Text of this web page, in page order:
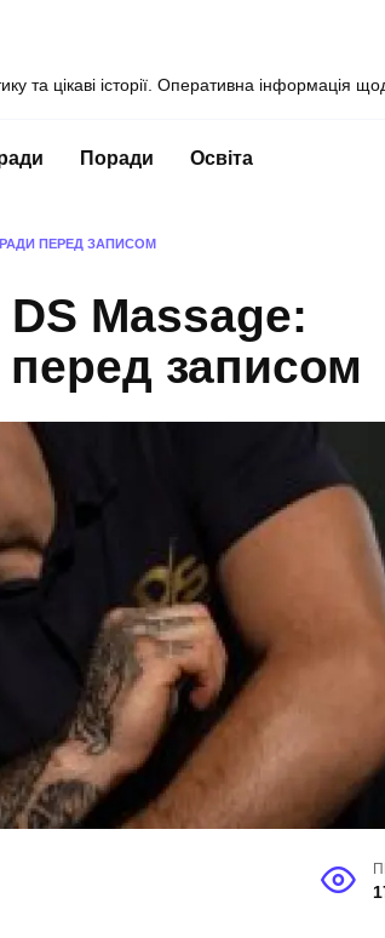
та цікаві історії. Оперативна
Поради Освіта
ПЕРЕД ЗАПИСОМ
Massage:
перед записом